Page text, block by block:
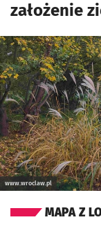
założenie
Kliknij, aby
www.wroclaw.pl
MAPA Z